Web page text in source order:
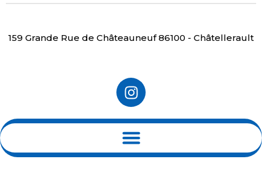
159 Grande Rue de Châteauneuf 86100 - Châtellerault